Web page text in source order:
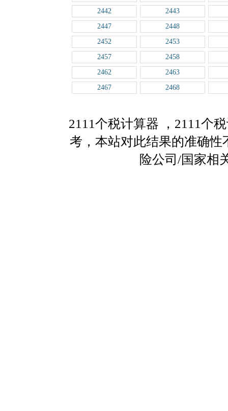
2442
2443
2447
2448
2452
2453
2457
2458
2462
2463
2467
2468
2111个税计算器
，2111个
考，本站对此结果的准确
险公司/国家相